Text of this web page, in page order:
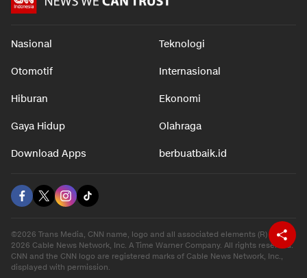
Nasional Teknologi
Otomotif Internasional
Hiburan Ekonomi
Gaya Hidup Olahraga
Download Apps berbuatbaik.id
©2026 Trans Media, CNN name, logo and all associated elements (R) and ©
2026 Cable News Network, Inc. A Time Warner Company. All rights reserved.
CNN and the CNN logo are registered marks of Cable News Network, Inc.,
displayed with permission.